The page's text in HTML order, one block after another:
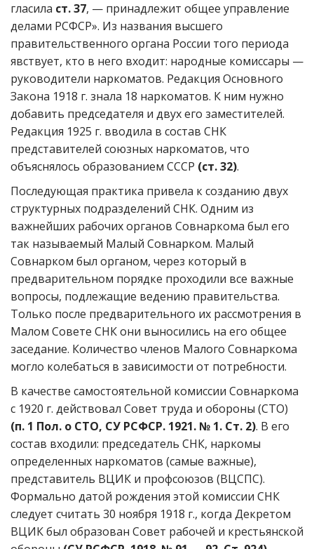
гласила ст. 37, — принадлежит общее управление
делами РСФСР». Из названия высшего
правительственного органа России того периода
явствует, кто в него входит: народные комиссары —
руководители наркоматов. Редакция Основного
Закона 1918 г. знала 18 наркоматов. К ним нужно
добавить председателя и двух его заместителей.
Редакция 1925 г. вводила в состав СНК
представителей союзных наркоматов, что
объяснялось образованием СССР (ст. 32).
Последующая практика привела к созданию двух
структурных подразделений СНК. Одним из
важнейших рабочих органов Совнаркома был его
так называемый Малый Совнарком. Малый
Совнарком был органом, через который в
предварительном порядке проходили все важные
вопросы, подлежащие ведению правительства.
Только после предварительного их рассмотрения в
Малом Совете СНК они выносились на его общее
заседание. Количество членов Малого Совнаркома
могло колебаться в зависимости от потребности.
В качестве самостоятельной комиссии Совнаркома
с 1920 г. действовал Совет труда и обороны (СТО)
(п. 1 Пол. о СТО, СУ РСФСР. 1921. № 1. Ст. 2). В его
состав входили: председатель СНК, наркомы
определенных наркоматов (самые важные),
представитель ВЦИК и профсоюзов (ВЦСПС).
Формально датой рождения этой комиссии СНК
следует считать 30 ноября 1918 г., когда Декретом
ВЦИК был образован Совет рабочей и крестьянской